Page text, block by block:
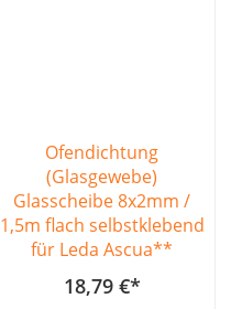
Ofendichtung
(Glasgewebe)
Glasscheibe 8x2mm /
1,5m flach selbstklebend
für Leda Ascua**
18,79 €